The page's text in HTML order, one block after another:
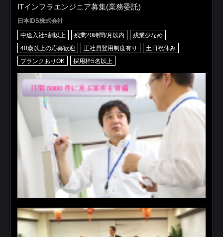
ITインフラエンジニア募集(業務委託)
日本IDS株式会社
中途入社5割以上 残業20時間/月以内
残業少なめ
40歳以上の応募歓迎
正社員登用制度有り
土日祝休み
ブランクありOK
採用枠5名以上